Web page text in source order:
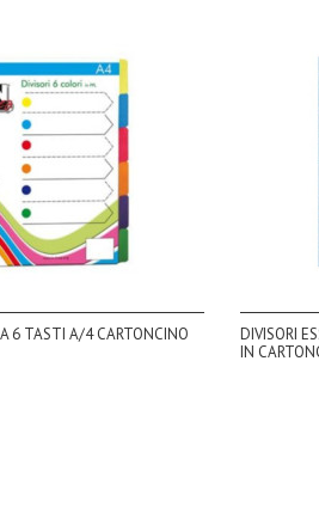
6 TASTI A/4 CARTONCINO
DIVISORI
IN